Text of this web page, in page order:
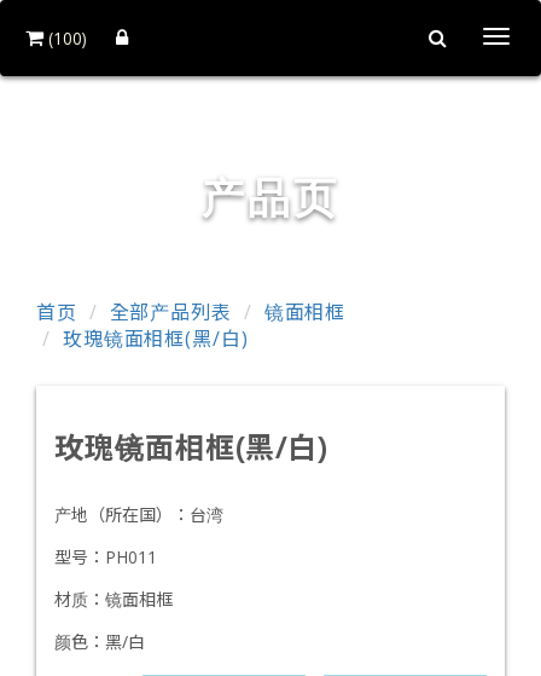
(100)
产品页
首页 全部产品列表
镜面相框
玫瑰镜面相框(黑/白)
玫瑰镜面相框(黑/白)
产地（所在国）： 台湾
型号： PH011
材质： 镜面相框
颜色： 黑/白